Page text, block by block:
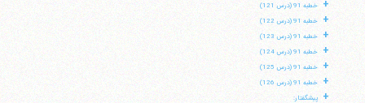
+ خطبه 91 (درس 121)
+ خطبه 91 (درس 122)
+ خطبه 91 (درس 123)
+ خطبه 91 (درس 124)
+ خطبه 91 (درس 125)
+ خطبه 91 (درس 126)
+ پیشگفتار: